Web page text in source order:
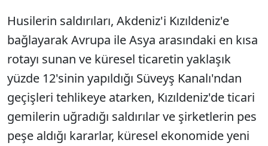
Husilerin saldırıları, Akdeniz'i Kızıldeniz'e
bağlayarak Avrupa ile Asya arasındaki en kısa
rotayı sunan ve küresel ticaretin yaklaşık
yüzde 12'sinin yapıldığı Süveyş Kanalı'ndan
geçişleri tehlikeye atarken, Kızıldeniz'de ticari
gemilerin uğradığı saldırılar ve şirketlerin pes
peşe aldığı kararlar, küresel ekonomide yeni